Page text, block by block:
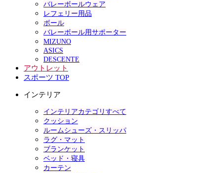
バレーボールウェア
レフェリー用品
ボール
バレーボール用サポーター
MIZUNO
ASICS
DESCENTE
アウトレット
スポーツ TOP
インテリア
インテリアカテゴリすべて
クッション
ルームシューズ・スリッパ
ラグ・マット
ブランケット
ベッド・寝具
カーテン